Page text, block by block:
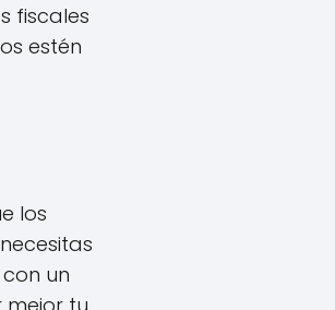
fiscales
estén
los
un